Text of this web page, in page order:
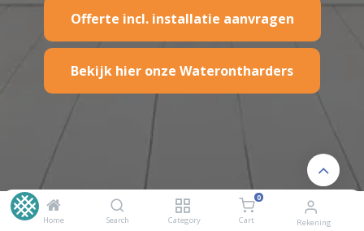
Home Search Category
0
Cart Rekening
Offerte incl. installatie aanvragen
Bekijk hier onze Waterontharders